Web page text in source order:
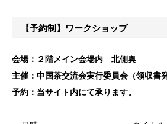
【予約制】ワークショップ
会場：２階メイン会場内 北側奥
主催：中国茶交流会実行委員会（領収書
予約：当サイト内にて承ります。